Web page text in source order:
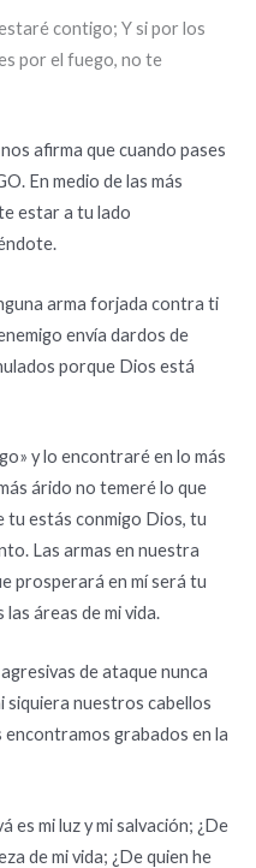
contigo; Y si por los
por el fuego, no te
afirma que cuando pases
En medio de las más
estar a tu lado
arma forjada contra ti
envía dardos de
porque Dios está
y lo encontraré en lo más
árido no temeré lo que
tu estás conmigo Dios, tu
Las armas en nuestra
prosperará en mí será tu
las áreas de mivida.
de ataque nunca
nuestros cabellos
grabados en la
es mi luz y mi salvación; ¿De
de mi vida; ¿De quien he